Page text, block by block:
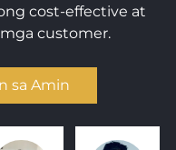
cost-effective at
customer.
sa Amin